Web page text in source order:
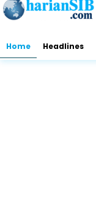
Home Headlines